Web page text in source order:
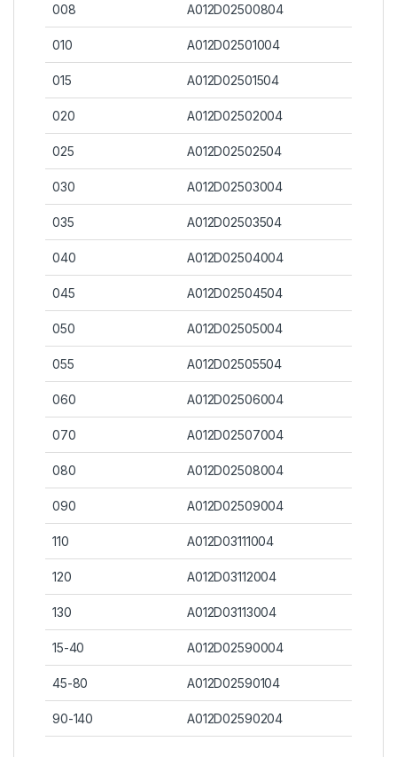
008 A012D02500804
010 A012D02501004
015 A012D02501504
020 A012D02502004
025 A012D02502504
030 A012D02503004
035 A012D02503504
040 A012D02504004
045 A012D02504504
050 A012D02505004
055 A012D02505504
060 A012D02506004
070 A012D02507004
080 A012D02508004
090 A012D02509004
110 A012D03111004
120 A012D03112004
130 A012D03113004
15-40 A012D02590004
45-80 A012D02590104
90-140 A012D02590204